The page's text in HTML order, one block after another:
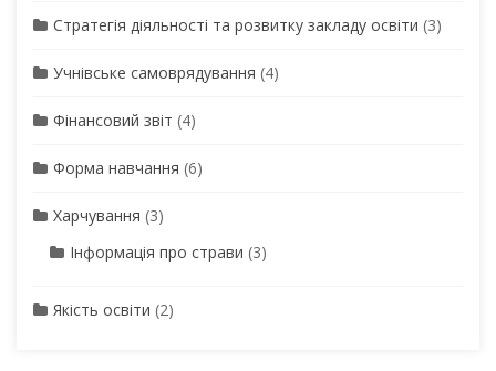
Стратегія діяльності та розвитку закладу освіти (3)
Учнівське самоврядування (4)
Фінансовий звіт (4)
Форма навчання (6)
Харчування (3)
Інформація про страви (3)
Якість освіти (2)